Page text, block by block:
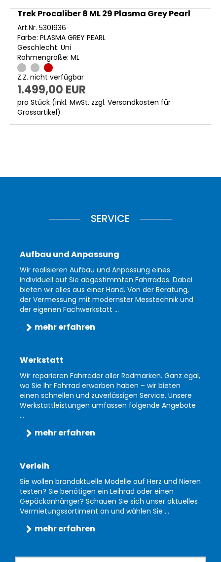
Trek Procaliber 8 ML 29 Plasma Grey Pearl
Art.Nr. 5301936
Farbe: PLASMA GREY PEARL
Geschlecht: Uni
Rahmengröße: ML
Z.Z. nicht verfügbar
1.499,00 EUR
pro Stück (inkl. MwSt. zzgl. Versandkosten für
Grossartikel)
SERVICE
Aufbau und Anpassung
Wir realisieren Aufbau und Anpassung eines
individuell auf Sie abgestimmten Fahrrades. Dabei
bieten wir alles aus einer Hand. Von der Beratung,
der Vermessung mit modernster Messtechnik und
der eigenen Fachwerkstatt ...
mehr erfahren
Werkstatt
Wir reparieren Fahrräder aller Radmarken. Ganz egal,
wo Sie Ihr Fahrrad erworben haben – wir bieten
einen schnellen und zuverlässigen Service. Unsere
Werkstattleistungen umfassen folgende Angebote
...
mehr erfahren
Verleih
Sie wollen brandaktuelle Modelle auf Herz und Nieren
testen? Sie benötigen ein Leihrad oder einen
Gepäckanhänger? Schauen Sie sich unser aktuelles
Vermietungssortiment an und wählen Sie ...
mehr erfahren